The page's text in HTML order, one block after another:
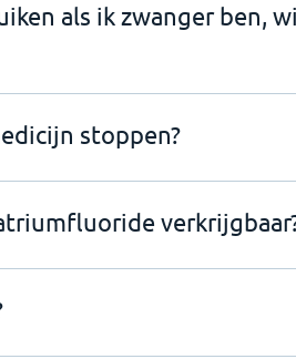
als ik zwanger ben,
stoppen?